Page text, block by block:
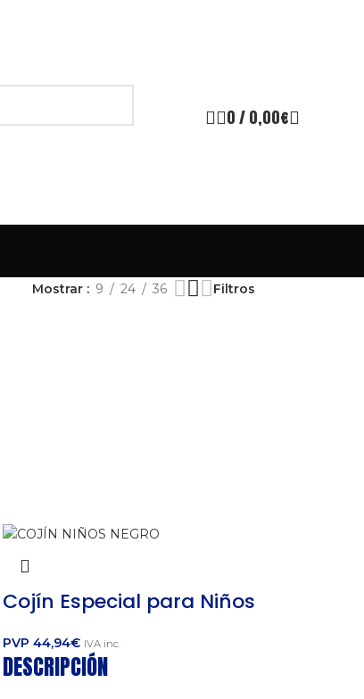
0/ 0,00€
Mostrar 9 24 36 Filtros
Cojín Especial para Niños
PVP 44,94€ IVA inc.
DESCRIPCIÓN